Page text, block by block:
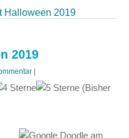
Halloween 2019
2019
(Bisher